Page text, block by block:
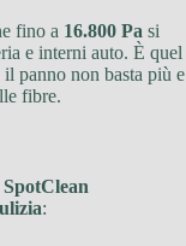
fino a 16.800 Pa si
e interni auto. È quel
panno non basta più e
fibre.
: